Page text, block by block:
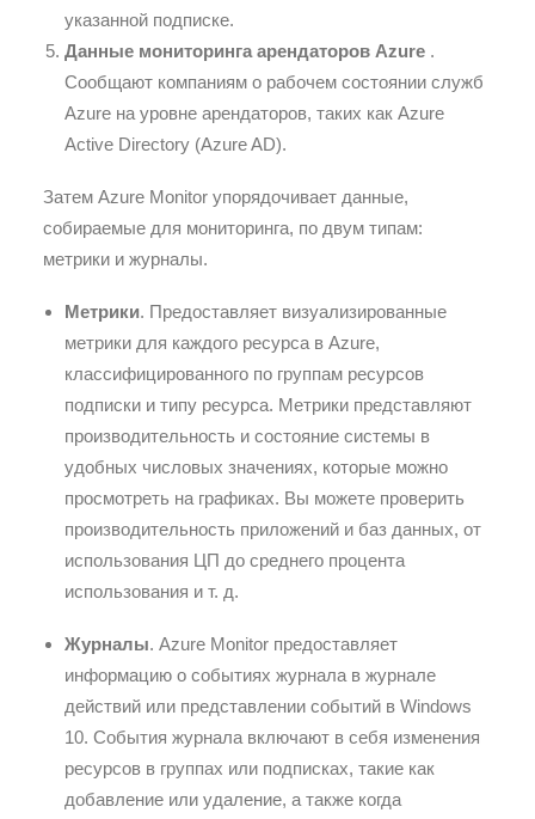
указанной подписке.
Данные мониторинга арендаторов Azure .
Сообщают компаниям о рабочем состоянии служб
Azure на уровне арендаторов, таких как Azure
Active Directory (Azure AD).
Затем Azure Monitor упорядочивает данные,
собираемые для мониторинга, по двум типам:
метрики и журналы.
Метрики. Предоставляет визуализированные
метрики для каждого ресурса в Azure,
классифицированного по группам ресурсов
подписки и типу ресурса. Метрики представляют
производительность и состояние системы в
удобных числовых значениях, которые можно
просмотреть на графиках. Вы можете проверить
производительность приложений и баз данных, от
использования ЦП до среднего процента
использования и т. д.
Журналы. Azure Monitor предоставляет
информацию о событиях журнала в журнале
действий или представлении событий в Windows
10. События журнала включают в себя изменения
ресурсов в группах или подписках, такие как
добавление или удаление, а также когда